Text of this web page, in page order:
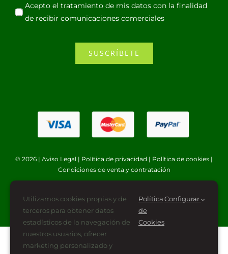
Acepto el tratamiento de mis datos con la finalidad
de recibir comunicaciones comerciales
SUSCRÍBETE
© 2026 | Aviso Legal | Política de privacidad | Política de cookies |
Condiciones de venta y contratación
Utilizamos cookies propias y de
terceros para obtener datos
estadísticos de la navegación de
nuestros usuarios, ofrecer
marketing personalizado y
Política
de
Cookies
Configurar